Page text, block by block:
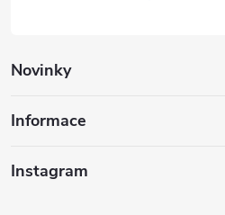
Novinky
Informace
Instagram